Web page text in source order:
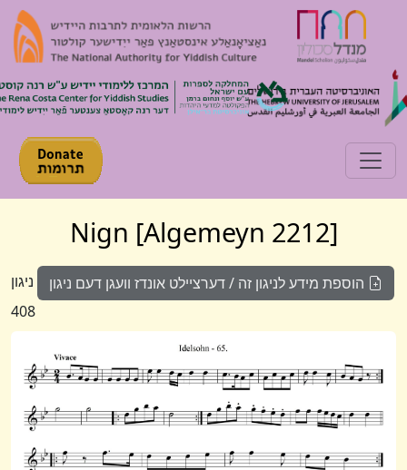
Toggle navigation
הוספת מידע לניגון זה / דערציילט אונדז וועגן דעם ניגון ניגון
408